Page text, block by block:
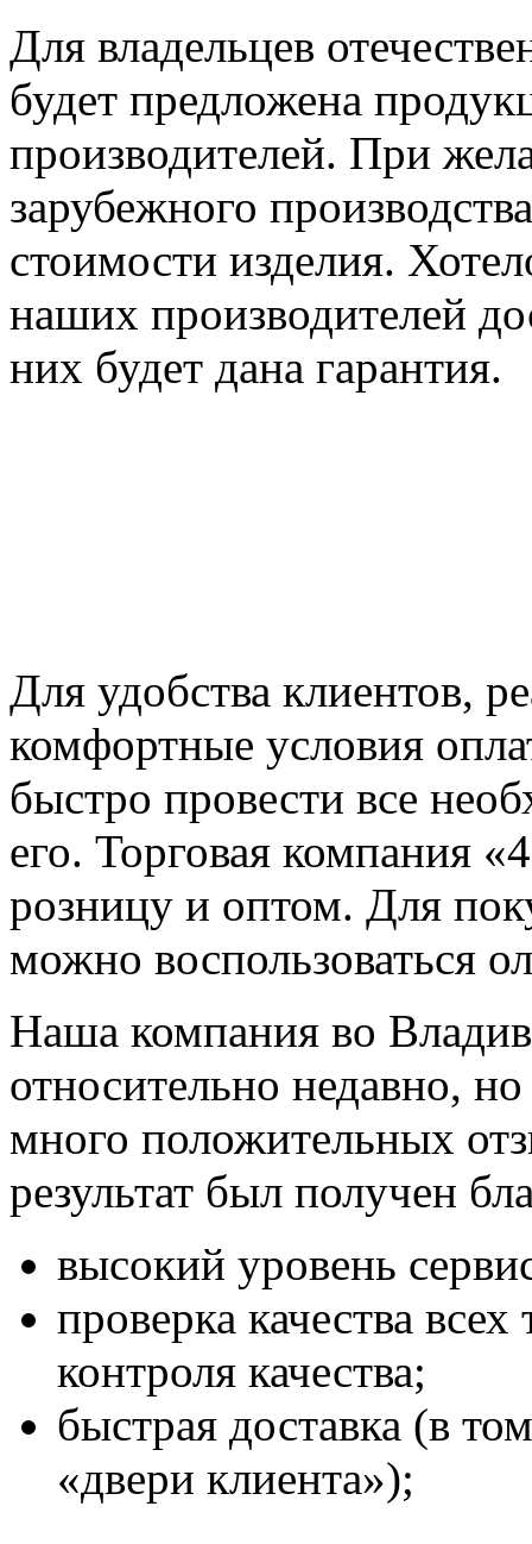
Для владельцев
будет предложена
производителей. При
зарубежного
стоимости изделия.
наших производителей
них будет дана гарантия.
Для удобства клиентов,
комфортные условия
быстро провести все
его. Торговая компания
розницу и оптом. Для
можно воспользоваться
Наша компания во
относительно недавно,
много положительных
результат был получен
высокий уровень
проверка качества
контроля качества;
быстрая доставка (в
«двери клиента»);